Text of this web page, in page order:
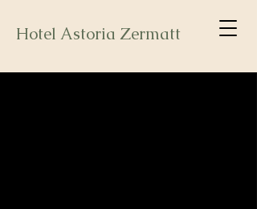
Hotel Astoria Zermatt